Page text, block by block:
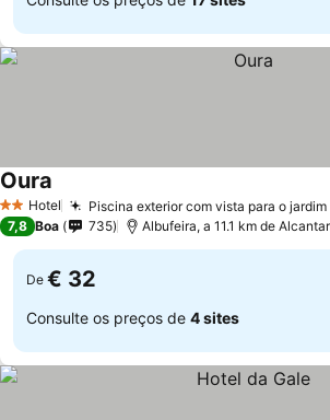
2 Estrelas
Hotel Piscina exterior com vista para o jardim
Oura
7,8 Boa 735 Albufeira, a 11.1 km de
De € 32
Consulte os preços de 4 sites